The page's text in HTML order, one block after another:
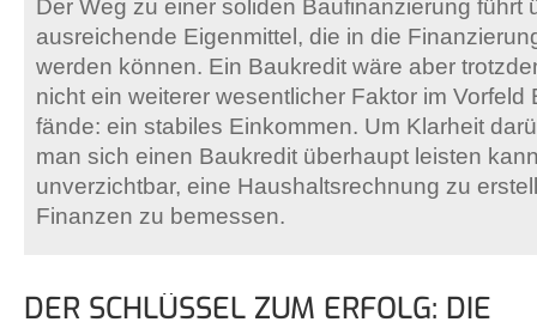
Der Weg zu einer soliden Baufinanzierung führt
ausreichende Eigenmittel, die in die
werden können. Ein Baukredit wäre aber
nicht ein weiterer wesentlicher Faktor im Vorfeld
fände: ein stabiles Einkommen. Um Klarheit
man sich einen Baukredit überhaupt leisten
unverzichtbar, eine Haushaltsrechnung zu
Finanzen zu bemessen.
DER SCHLÜSSEL ZUM ERFOLG: DIE